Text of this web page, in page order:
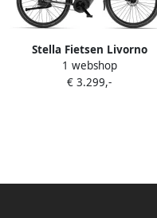
Stella Fietsen Livorno
Premium MDB FI automatic
1 webshop
€ 3.299,-